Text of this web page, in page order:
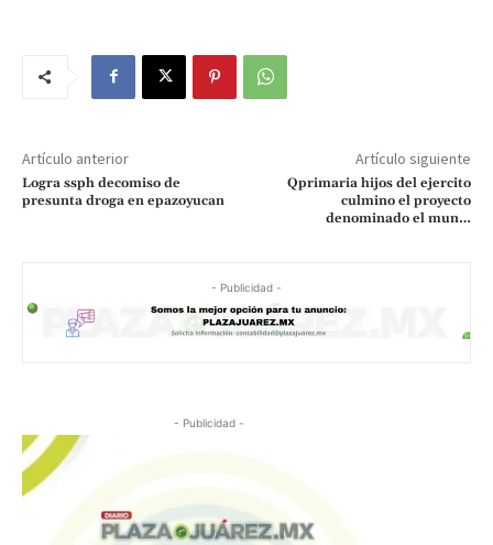
Artículo anterior
Logra ssph decomiso de
presunta droga en epazoyucan
Artículo siguiente
Qprimaria hijos del ejercito
culmino el proyecto
denominado el mun…
- Publicidad -
- Publicidad -